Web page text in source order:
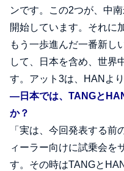
ンです。この2つが、中
開始しています。それに
もう一歩進んだ一番新し
して、日本を含め、世界
す。アット3は、HANよ
―日本では、TANGと
か？
「実は、今回発表する
ィーラー向けに試乗会を
す。その時はTANGと